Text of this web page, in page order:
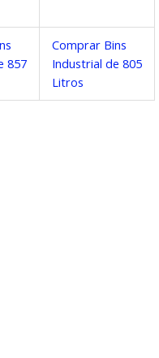
857
Comprar Bins
Industrial de 805
Litros